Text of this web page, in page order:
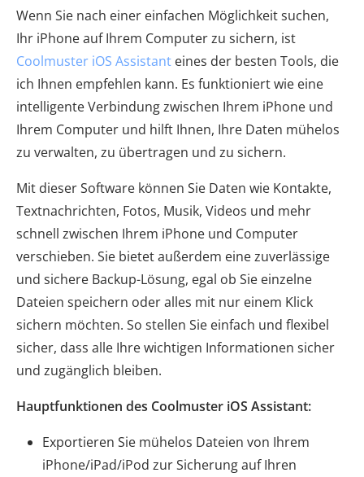
Wenn Sie nach einer einfachen Möglichkeit suchen,
Ihr iPhone auf Ihrem Computer zu sichern, ist
Coolmuster iOS Assistant eines der besten Tools, die
ich Ihnen empfehlen kann. Es funktioniert wie eine
intelligente Verbindung zwischen Ihrem iPhone und
Ihrem Computer und hilft Ihnen, Ihre Daten mühelos
zu verwalten, zu übertragen und zu sichern.
Mit dieser Software können Sie Daten wie Kontakte,
Textnachrichten, Fotos, Musik, Videos und mehr
schnell zwischen Ihrem iPhone und Computer
verschieben. Sie bietet außerdem eine zuverlässige
und sichere Backup-Lösung, egal ob Sie einzelne
Dateien speichern oder alles mit nur einem Klick
sichern möchten. So stellen Sie einfach und flexibel
sicher, dass alle Ihre wichtigen Informationen sicher
und zugänglich bleiben.
Hauptfunktionen des Coolmuster iOS Assistant:
Exportieren Sie mühelos Dateien von Ihrem
iPhone/iPad/iPod zur Sicherung auf Ihren